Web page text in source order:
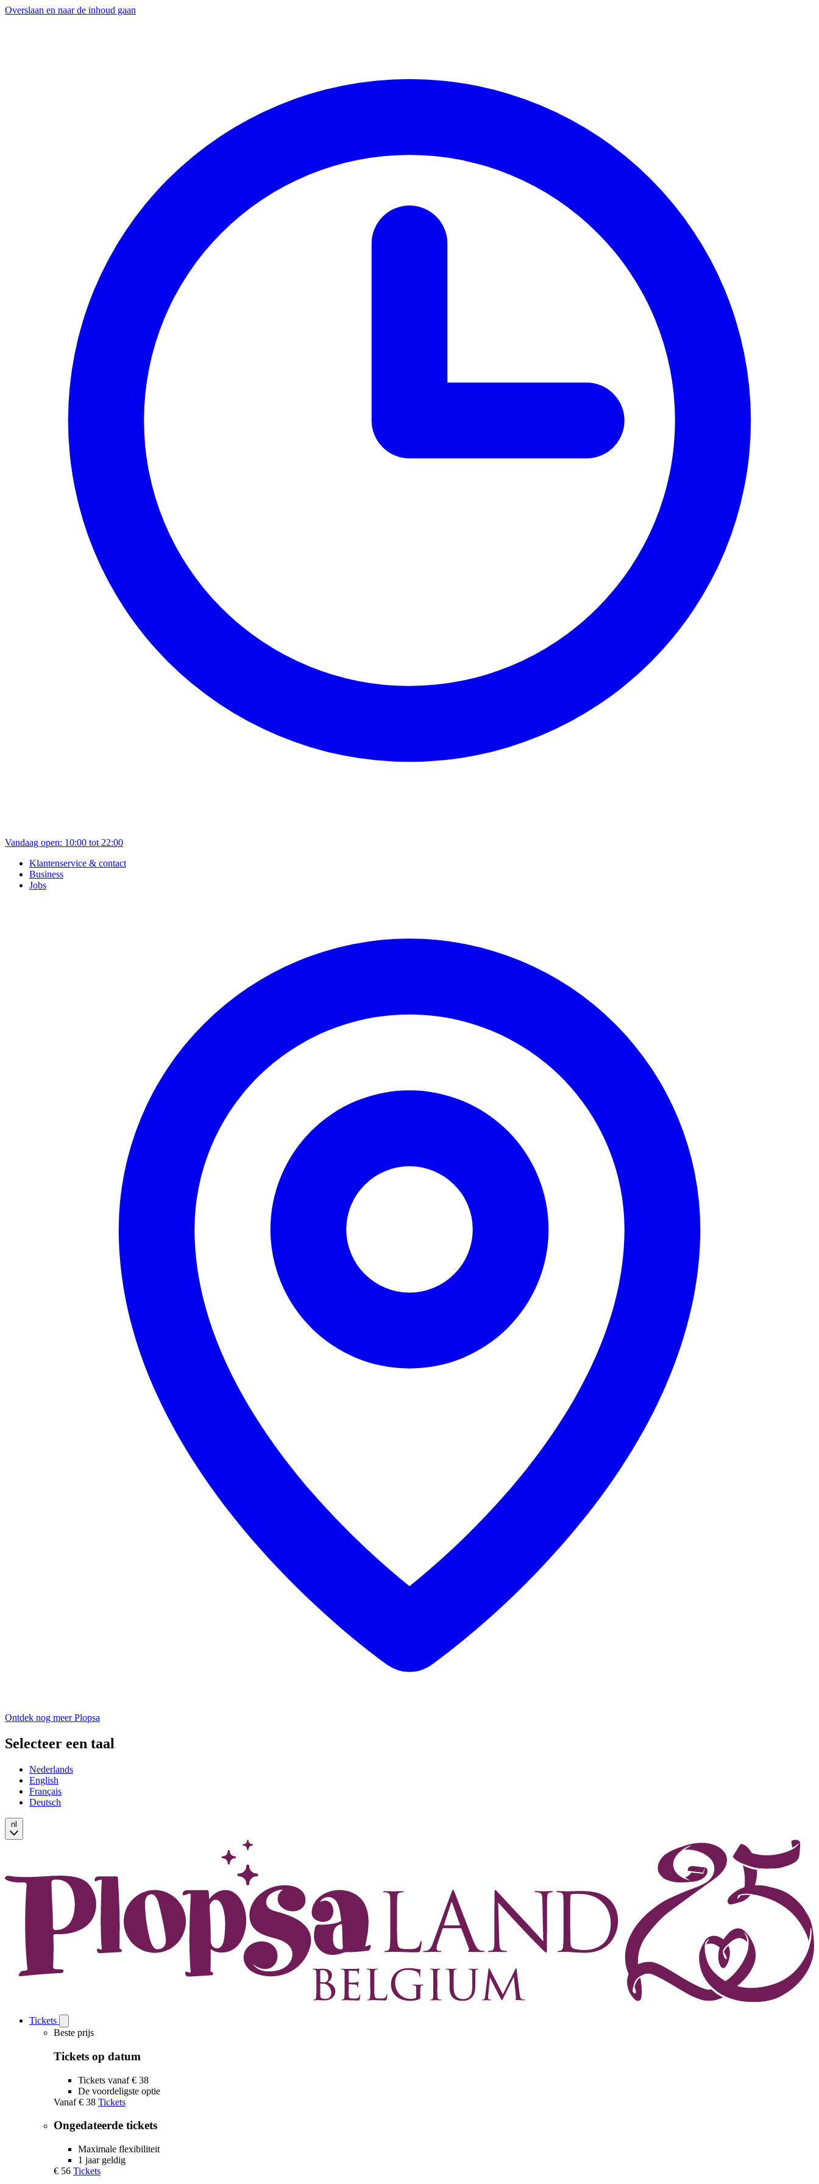
Overslaan en naar de inhoud gaan
Vandaag open: 10:00 tot 22:00
Klantenservice & contact
Business
Jobs
Ontdek nog meer Plopsa
Selecteer een taal
Nederlands
English
Français
Deutsch
nl
Tickets
Tickets
submenu
Beste prijs
Tickets op datum
Tickets vanaf € 38
De voordeligste optie
Vanaf € 38 Tickets
Ongedateerde tickets
Maximale flexibiliteit
1 jaar geldig
€ 56 Tickets